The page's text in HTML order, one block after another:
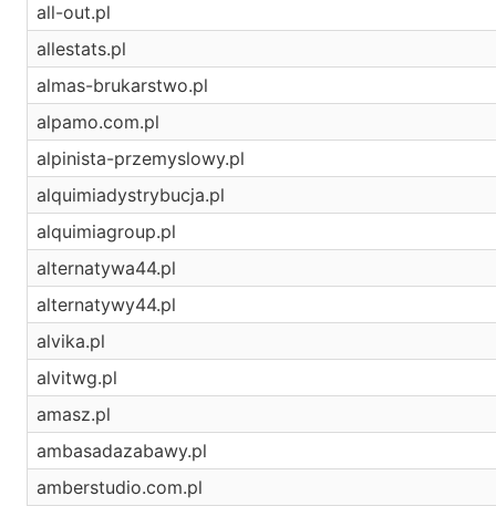
all-out.pl
allestats.pl
almas-brukarstwo.pl
alpamo.com.pl
alpinista-przemyslowy.pl
alquimiadystrybucja.pl
alquimiagroup.pl
alternatywa44.pl
alternatywy44.pl
alvika.pl
alvitwg.pl
amasz.pl
ambasadazabawy.pl
amberstudio.com.pl